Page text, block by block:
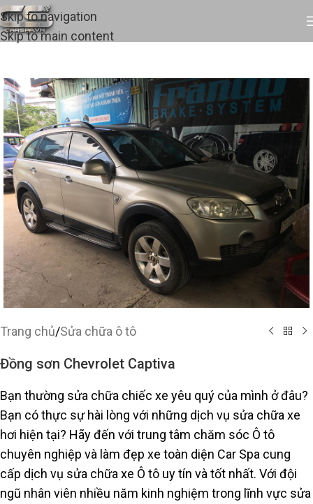
Skip to navigation
Skip to main content
Trang chủ/Sửa chữa ô tô
Đồng sơn Chevrolet Captiva
Bạn thường sửa chữa chiếc xe yêu quý của mình ở đâu?
Bạn có thực sự hài lòng với những dịch vụ sửa chữa xe
hơi hiện tại? Hãy đến với trung tâm chăm sóc Ô tô
chuyên nghiệp và làm đẹp xe toàn diện Car Spa cung
cấp dịch vụ sửa chữa xe Ô tô uy tín và tốt nhất. Với đội
ngũ nhân viên nhiều năm kinh nghiệm trong lĩnh vực sửa